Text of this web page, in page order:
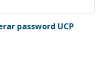
password UCP